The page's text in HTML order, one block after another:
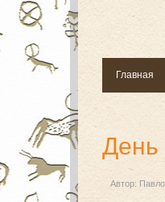
Главная
День
Автор: